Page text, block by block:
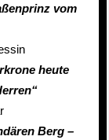
vom
heute
Berg –